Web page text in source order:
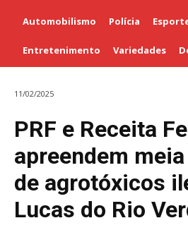
Automobilismo Polícia
Entretenimento Variedades
11/02/2025
PRF e Receita
apreendem
de agrotóxicos
Lucas do Rio